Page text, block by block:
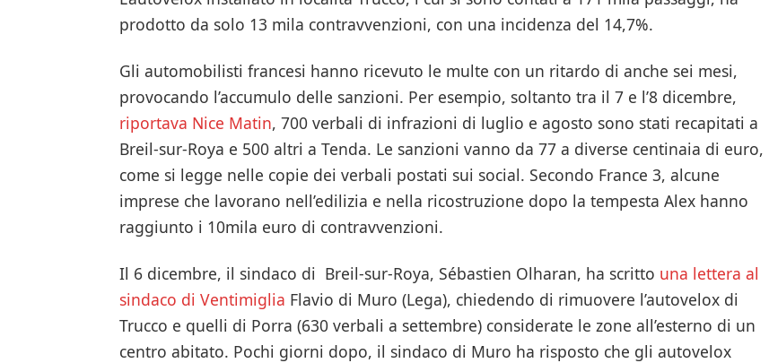
prodotto da solo 13 mila contravvenzioni, con una incidenza del 14,7%.
Gli automobilisti francesi hanno ricevuto le multe con un ritardo di anche sei mesi,
provocando l’accumulo delle sanzioni. Per esempio, soltanto tra il 7 e l’8 dicembre,
riportava Nice Matin, 700 verbali di infrazioni di luglio e agosto sono stati recapitati a
Breil-sur-Roya e 500 altri a Tenda. Le sanzioni vanno da 77 a diverse centinaia di euro,
come si legge nelle copie dei verbali postati sui social. Secondo France 3, alcune
imprese che lavorano nell’edilizia e nella ricostruzione dopo la tempesta Alex hanno
raggiunto i 10mila euro di contravvenzioni.
Il 6 dicembre, il sindaco di Breil-sur-Roya, Sébastien Olharan, ha scritto una lettera al
sindaco di Ventimiglia Flavio di Muro (Lega), chiedendo di rimuovere l’autovelox di
Trucco e quelli di Porra (630 verbali a settembre) considerate le zone all’esterno di un
centro abitato. Pochi giorni dopo, il sindaco di Muro ha risposto che gli autovelox